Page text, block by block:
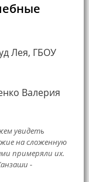
Лея, ГБОУ
Валерия
увидеть
на сложенную
примеряли их.
-